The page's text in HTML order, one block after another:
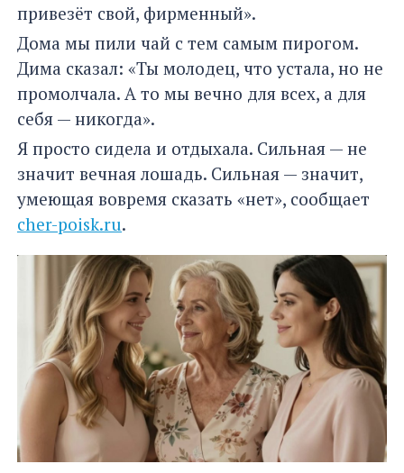
привезёт свой, фирменный».
Дома мы пили чай с тем самым пирогом.
Дима сказал: «Ты молодец, что устала, но не
промолчала. А то мы вечно для всех, а для
себя — никогда».
Я просто сидела и отдыхала. Сильная — не
значит вечная лошадь. Сильная — значит,
умеющая вовремя сказать «нет», сообщает
cher-poisk.ru.